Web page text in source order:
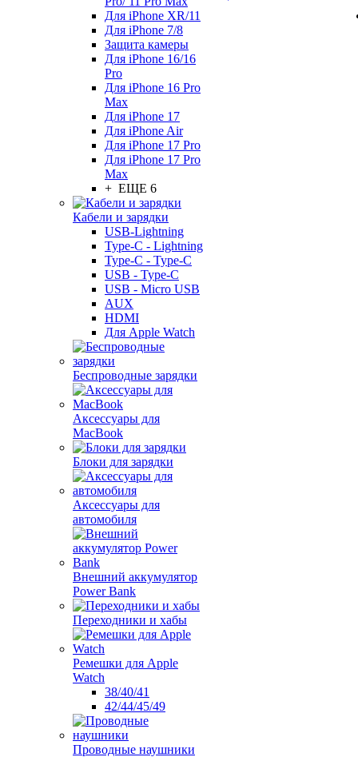
Для iPhone XR/11
Для iPhone 7/8
Защита камеры
Для iPhone 16/16
Pro
Для iPhone 16 Pro
Max
Для iPhone 17
Для iPhone Air
Для iPhone 17 Pro
Для iPhone 17 Pro
Max
+ ЕЩЕ 6
Кабели и зарядки
USB-Lightning
Type-C - Lightning
Type-C - Type-C
USB - Type-C
USB - Micro USB
AUX
HDMI
Для Apple Watch
Беспроводные зарядки
Аксессуары для
MacBook
Блоки для зарядки
Аксессуары для
автомобиля
Внешний аккумулятор
Power Bank
Переходники и хабы
Ремешки для Apple
Watch
38/40/41
42/44/45/49
Проводные наушники